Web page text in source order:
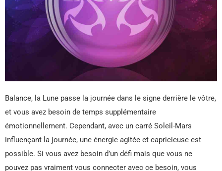
Balance, la Lune passe la journée dans le signe derrière le vôtre,
et vous avez besoin de temps supplémentaire
émotionnellement. Cependant, avec un carré Soleil-Mars
influençant la journée, une énergie agitée et capricieuse est
possible. Si vous avez besoin d’un défi mais que vous ne
pouvez pas vraiment vous connecter avec ce besoin, vous